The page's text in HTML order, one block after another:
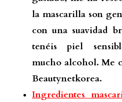
la mascarilla son
con una suavidad
tenéis piel
mucho alcohol. Me
Beautynetkorea.
Ingredientes